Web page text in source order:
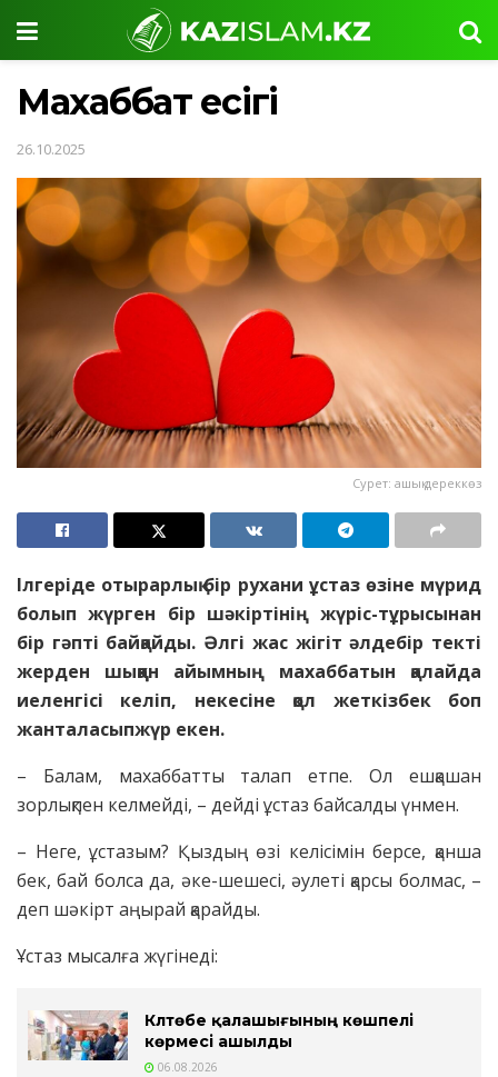
Махаббат есігі
26.10.2025
Сурет: ашық дереккөз
Ілгеріде отырарлық бір рухани ұстаз өзіне мүрид
болып жүрген бір шәкіртінің жүріс-тұрысынан
бір гәпті байқайды. Әлгі жас жігітәлдебір текті
жерден шыққан айымның махаббатын қалайда
иеленгісі келіп, некесіне қол жеткізбек боп
жанталасыпжүр екен.
– Балам, махаббатты талап етпе. Ол ешқашан
зорлықпен келмейді, – дейді ұстаз байсалды үнмен.
– Неге, ұстазым? Қыздың өзі келісімін берсе, қанша
бек, бай болса да, әке-шешесі, әулеті қарсы болмас, –
деп шәкірт аңырай қарайды.
Ұстаз мысалға жүгінеді:
Күлтөбе қалашығының көшпелі
көрмесі ашылды
06.08.2026